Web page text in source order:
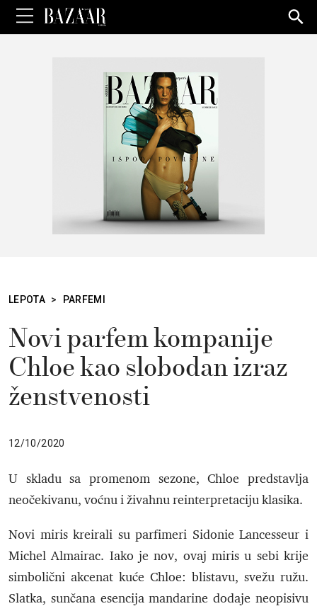
for:
LEPOTA > PARFEMI
Novi parfem kompanije
Chloe kao slobodan izraz
ženstvenosti
12/10/2020
U skladu sa promenom sezone, Chloe predstavlja
neočekivanu, voćnu i živahnu reinterpretaciju klasika.
Novi miris kreirali su parfimeri Sidonie Lancesseur i
Michel Almairac. Iako je nov, ovaj miris u sebi krije
simbolični akcenat kuće Chloe: blistavu, svežu ružu.
Slatka, sunčana esencija mandarine dodaje neopisivu